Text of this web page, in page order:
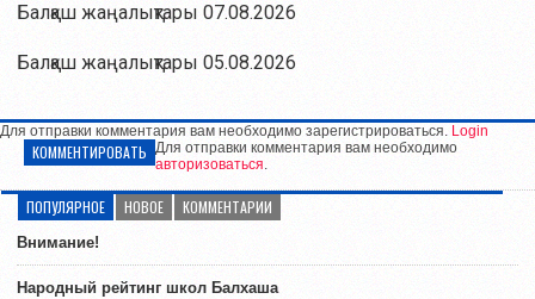
Балқаш жаңалықтары 07.08.2026
Балқаш жаңалықтары 05.08.2026
Для отправки комментария вам необходимо зарегистрироваться. Login
КОММЕНТИРОВАТЬ Для отправки комментария вам необходимо
авторизоваться.
ПОПУЛЯРНОЕ НОВОЕ КОММЕНТАРИИ
Внимание!
Народный рейтинг школ Балхаша